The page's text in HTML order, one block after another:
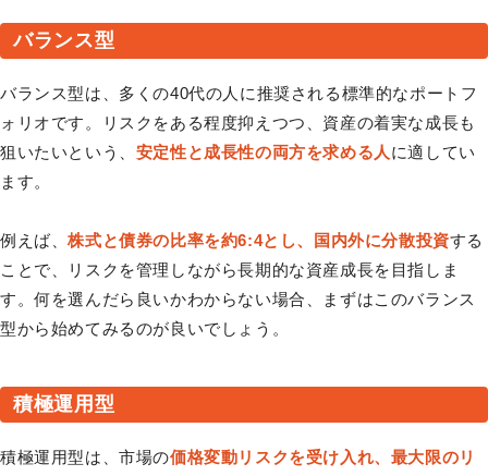
バランス型
バランス型は、多くの40代の人に推奨される標準的なポートフ
ォリオです。リスクをある程度抑えつつ、資産の着実な成長も
狙いたいという、 安定性と成長性の両方を求める人 に適してい
ます。
例えば、株式と債券の比率を約6:4とし、国内外に分散投資する
ことで、リスクを管理しながら長期的な資産成長を目指しま
す。何を選んだら良いかわからない場合、まずはこのバランス
型から始めてみるのが良いでしょう。
積極運用型
積極運用型は、市場の価格変動リスクを受け入れ、最大限のリ